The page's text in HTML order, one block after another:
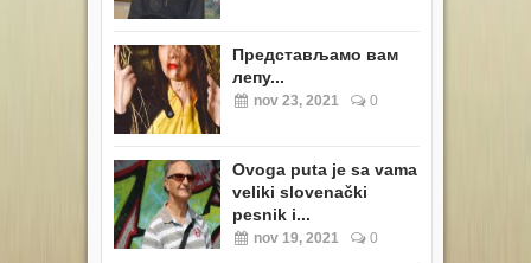
Представљамо вам
лепу...
nov 23, 2021 0
Ovoga puta je sa vama
veliki slovenački
pesnik i...
nov 19, 2021 0